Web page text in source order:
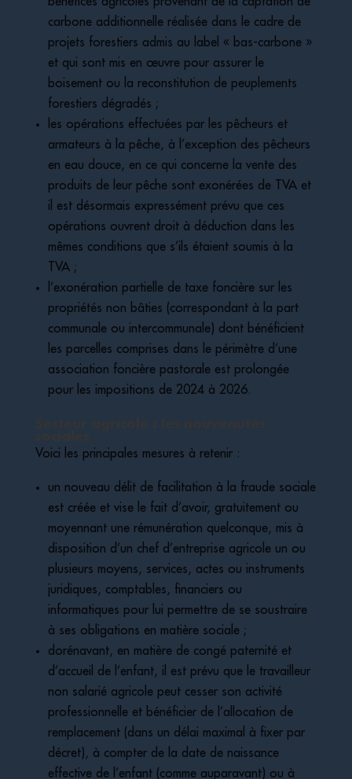
carbone additionnelle réalisée dans le cadre de
projets forestiers admis au label « bas-carbone »
et qui sont mis en œuvre pour assurer le
boisement ou la reconstitution de peuplements
forestiers dégradés ;
les opérations effectuées par les pêcheurs et
armateurs à la pêche, à l’exception des pêcheurs
en eau douce, en ce qui concerne la vente des
produits de leur pêche sont exonérées de TVA et
il est désormais expressément prévu que ces
opérations ouvrent droit à déduction dans les
mêmes conditions que s’ils étaient soumis à la
TVA ;
l’exonération partielle de taxe foncière sur les
propriétés non bâties (correspondant à la part
communale ou intercommunale) dont bénéficient
les parcelles comprises dans le périmètre d’une
association foncière pastorale est prolongée
pour les impositions de 2024 à 2026.
Voici les principales mesures à retenir :
un nouveau délit de facilitation à la fraude sociale
est créée et vise le fait d’avoir, gratuitement ou
moyennant une rémunération quelconque, mis à
disposition d’un chef d’entreprise agricole un ou
plusieurs moyens, services, actes ou instruments
juridiques, comptables, financiers ou
informatiques pour lui permettre de se soustraire
à ses obligations en matière sociale ;
dorénavant, en matière de congé paternité et
d’accueil de l’enfant, il est prévu que le travailleur
non salarié agricole peut cesser son activité
professionnelle et bénéficier de l’allocation de
remplacement (dans un délai maximal à fixer par
décret), à compter de la date de naissance
effective de l’enfant (comme auparavant) ou à